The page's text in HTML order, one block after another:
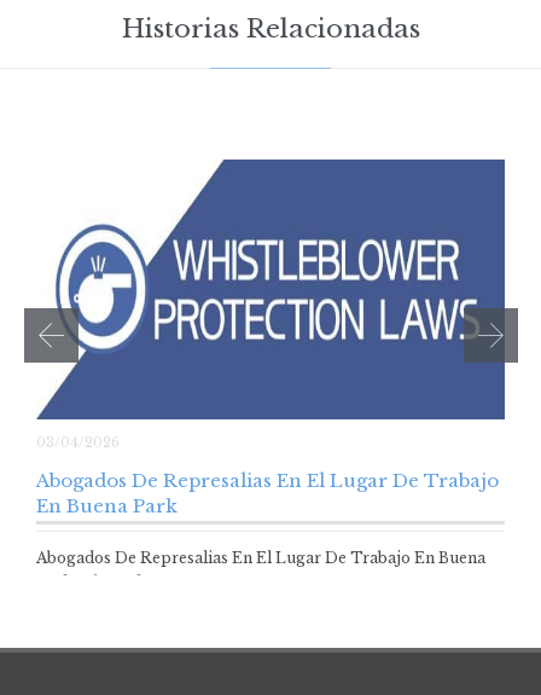
Historias Relacionadas
03/04/2026
Abogados De Represalias En El Lugar De Trabajo
En Buena Park
Abogados De Represalias En El Lugar De Trabajo En Buena